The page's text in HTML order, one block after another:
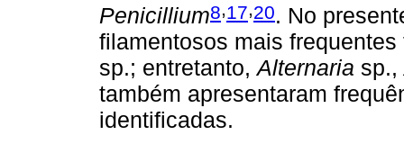
Penicillium8 17 20. No
filamentosos mais
sp.; entretanto,Alternaria sp.,
também apresentaram
identificadas.